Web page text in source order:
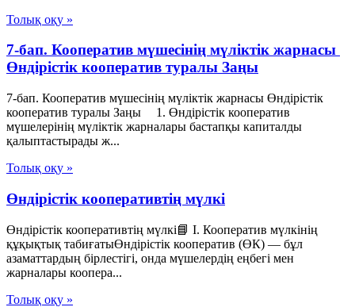
Толық оқу »
7-бап. Кооператив мүшесiнiң мүлiктiк жарнасы
Өндiрiстiк кооператив туралы Заңы
7-бап. Кооператив мүшесiнiң мүлiктiк жарнасы Өндiрiстiк
кооператив туралы Заңы 1. Өндiрiстiк кооператив
мүшелерiнiң мүлiктiк жарналары бастапқы капиталды
қалыптастырады ж...
Толық оқу »
Өндірістік кооперативтің мүлкі
Өндірістік кооперативтің мүлкі📘 I. Кооператив мүлкінің
құқықтық табиғатыӨндірістік кооператив (ӨК) — бұл
азаматтардың бірлестігі, онда мүшелердің еңбегі мен
жарналары коопера...
Толық оқу »